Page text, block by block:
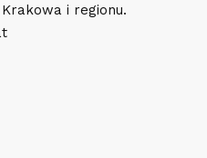
i regionu.